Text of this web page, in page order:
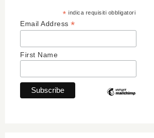
* indica requisiti obbligatori
Email Address *
First Name